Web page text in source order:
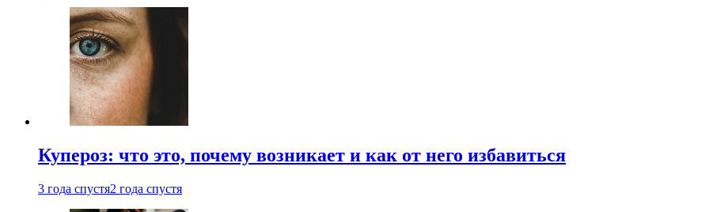
Купероз: что это, почему возникает и как от него избавиться
3 года спустя2 года спустя